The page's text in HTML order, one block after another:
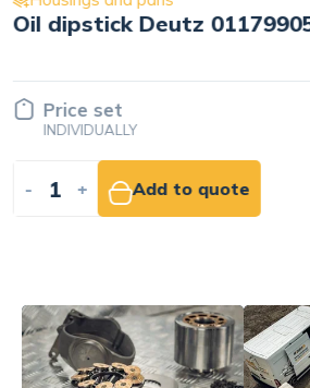
Oil sump Liebherr 9273176
Price set
INDIVIDUALLY
+ Add to quote